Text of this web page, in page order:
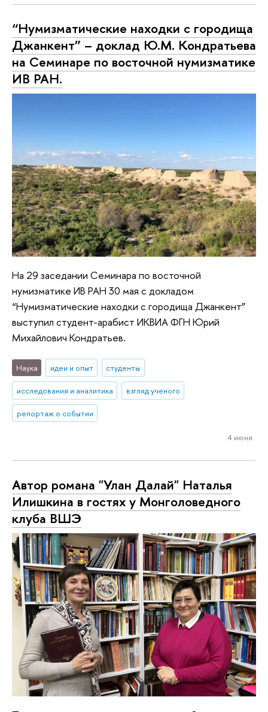
“Нумизматические находки с городища
Джанкент” – доклад Ю.М. Кондратьева
на Семинаре по восточной нумизматике
ИВ РАН.
На 29 заседании Семинара по восточной
нумизматике ИВ РАН 30 мая с докладом
“Нумизматические находки с городища Джанкент”
выступил студент-арабист ИКВИА ФГН Юрий
Михайлович Кондратьев.
Наука идеи и опыт студенты
исследования и аналитика взгляд ученого
репортаж о событии
4 июня
Автор романа "Улан Далай" Наталья
Илишкина в гостях у Монголоведного
клуба ВШЭ